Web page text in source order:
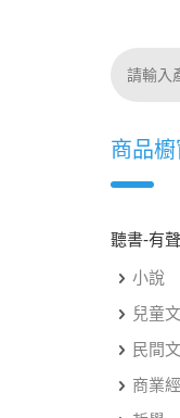
商品櫥
聽書-有
小說
兒童
民間
商業